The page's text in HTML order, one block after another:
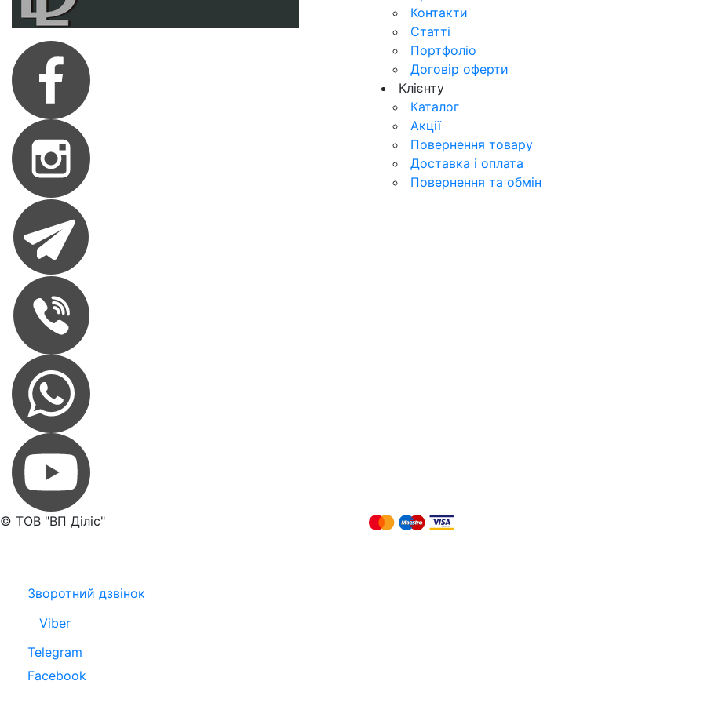
Контакти
Статті
Портфоліо
Договір оферти
Клієнту
Каталог
Акції
Повернення товару
Доставка і оплата
Повернення та обмiн
© TОB "ВП Діліс"
Зворотний дзвінок
Viber
Telegram
Facebook